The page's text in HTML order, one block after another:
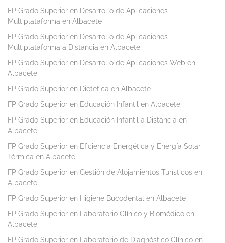
FP Grado Superior en Desarrollo de Aplicaciones
Multiplataforma en Albacete
FP Grado Superior en Desarrollo de Aplicaciones
Multiplataforma a Distancia en Albacete
FP Grado Superior en Desarrollo de Aplicaciones Web en
Albacete
FP Grado Superior en Dietética en Albacete
FP Grado Superior en Educación Infantil en Albacete
FP Grado Superior en Educación Infantil a Distancia en
Albacete
FP Grado Superior en Eficiencia Energética y Energía Solar
Térmica en Albacete
FP Grado Superior en Gestión de Alojamientos Turísticos en
Albacete
FP Grado Superior en Higiene Bucodental en Albacete
FP Grado Superior en Laboratorio Clínico y Biomédico en
Albacete
FP Grado Superior en Laboratorio de Diagnóstico Clínico en